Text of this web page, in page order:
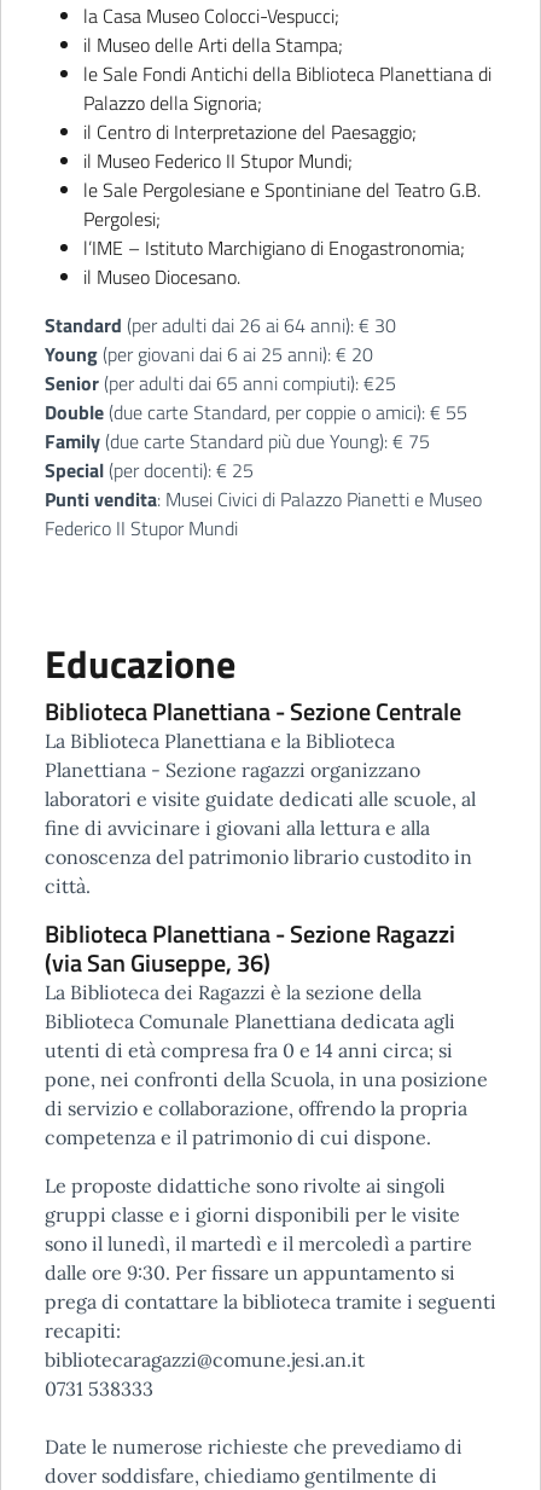
la Casa Museo Colocci-Vespucci;
il Museo delle Arti della Stampa;
le Sale Fondi Antichi della Biblioteca Planettiana di
Palazzo della Signoria;
il Centro di Interpretazione del Paesaggio;
il Museo Federico II Stupor Mundi;
le Sale Pergolesiane e Spontiniane del Teatro G.B.
Pergolesi;
l’IME – Istituto Marchigiano di Enogastronomia;
il Museo Diocesano.
Standard (per adulti dai 26 ai 64 anni): € 30
Young(per giovani dai 6 ai 25 anni): € 20
Senior(per adulti dai 65 anni compiuti): €25
Double(due carte Standard, per coppie o amici): € 55
Family(due carte Standard più due Young): € 75
Special(per docenti): € 25
Punti vendita: Musei Civici di Palazzo Pianetti e Museo
Federico II Stupor Mundi
Educazione
Biblioteca Planettiana - Sezione Centrale
La Biblioteca Planettiana e la Biblioteca
Planettiana - Sezione ragazzi organizzano
laboratori e visite guidate dedicati alle scuole, al
fine di avvicinare i giovani alla lettura e alla
conoscenza del patrimonio librario custodito in
città.
Biblioteca Planettiana - Sezione Ragazzi
(via San Giuseppe, 36)
La Biblioteca dei Ragazzi è la sezione della
Biblioteca Comunale Planettiana dedicata agli
utenti di età compresa fra 0 e 14 anni circa; si
pone, nei confronti della Scuola, in una posizione
di servizio e collaborazione, offrendo la propria
competenza e il patrimonio di cui dispone.
Le proposte didattiche sono rivolte ai singoli
gruppi classe e i giorni disponibili per le visite
sono il lunedì, il martedì e il mercoledì a partire
dalle ore 9:30. Per fissare un appuntamento si
prega di contattare la biblioteca tramite i seguenti
recapiti:
bibliotecaragazzi@comune.jesi.an.it
0731 538333
Date le numerose richieste che prevediamo di
dover soddisfare, chiediamo gentilmente di